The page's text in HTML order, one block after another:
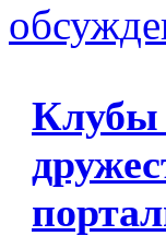
Клубы